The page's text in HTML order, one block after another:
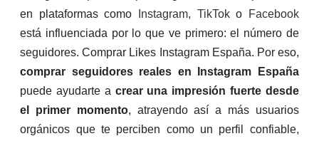
en plataformas como
Instagram, TikToko
Facebook
está influenciada por lo que ve primero: el número de
seguidores. Comprar Likes Instagram España. Por eso,
comprar seguidores reales en Instagram España
puede ayudarte a crear una impresión fuerte desde
el primer momento, atrayendo así a más usuarios
orgánicos que te perciben como un perfil confiable,